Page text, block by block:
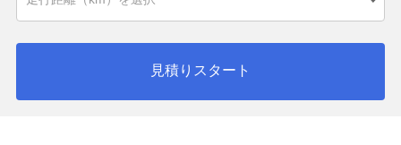
見積りスタート